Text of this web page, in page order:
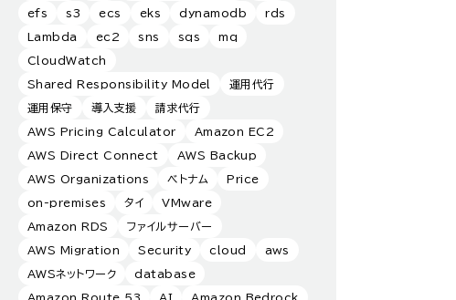
efs s3 ecs eks dynamodb rds
Lambda ec2 sns sqs mq
CloudWatch
Shared Responsibility Model 運用代行
運用保守 導入支援 請求代行
AWS Pricing Calculator Amazon EC2
AWS Direct Connect AWS Backup
AWS Organizations ベトナム Price
on-premises タイ VMware
Amazon RDS ファイルサーバー
AWS Migration Security cloud aws
AWSネットワーク database
Amazon Route 53 AI Amazon Bedrock